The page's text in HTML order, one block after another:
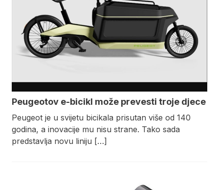
Peugeotov e-bicikl može prevesti troje djece
Peugeot je u svijetu bicikala prisutan više od 140
godina, a inovacije mu nisu strane. Tako sada
predstavlja novu liniju […]